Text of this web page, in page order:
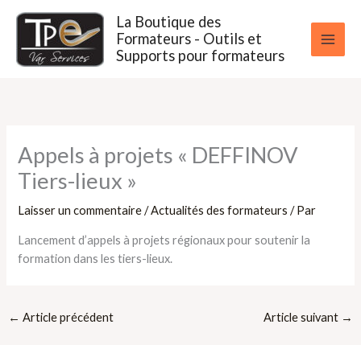
contenu
La Boutique des
Formateurs - Outils et
Supports pour formateurs
Appels à projets « DEFFINOV
Tiers-lieux »
Laisser un commentaire /Actualités des formateurs / Par
Lancement d’appels à projets régionaux pour soutenir la
formation dans les tiers-lieux.
← Article précédent Article suivant →